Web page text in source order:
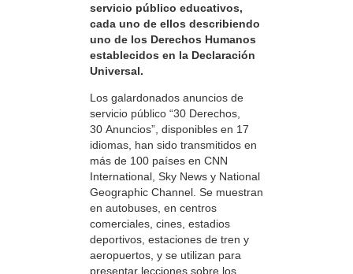
servicio público educativos,
cada uno de ellos describiendo
uno de los Derechos Humanos
establecidos en la Declaración
Universal.
Los galardonados anuncios de
servicio público “30 Derechos,
30 Anuncios”, disponibles en 17
idiomas, han sido transmitidos en
más de 100 países en CNN
International, Sky News y National
Geographic Channel. Se muestran
en autobuses, en centros
comerciales, cines, estadios
deportivos, estaciones de tren y
aeropuertos, y se utilizan para
presentar lecciones sobre los